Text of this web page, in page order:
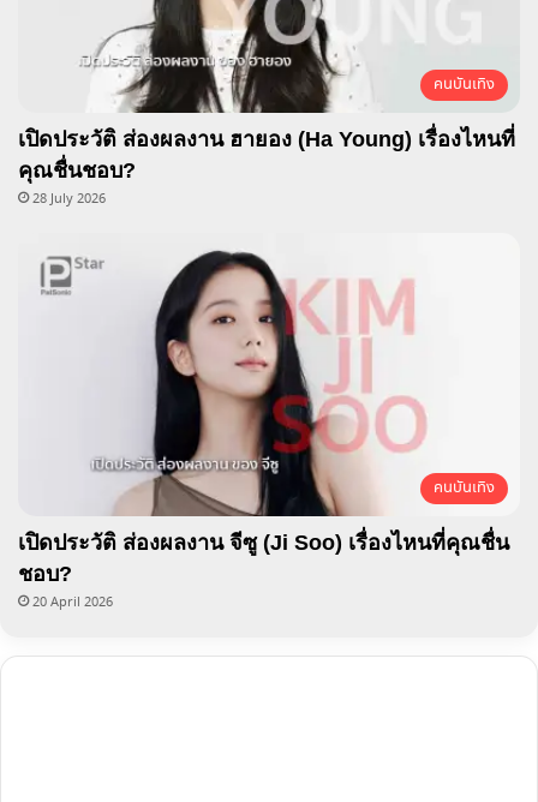
คนบันเทิง
เปิดประวัติ ส่องผลงาน ฮายอง (Ha Young) เรื่องไหนที่
คุณชื่นชอบ?
28 July 2026
คนบันเทิง
เปิดประวัติ ส่องผลงาน จีซู (Ji Soo) เรื่องไหนที่คุณชื่น
ชอบ?
20 April 2026